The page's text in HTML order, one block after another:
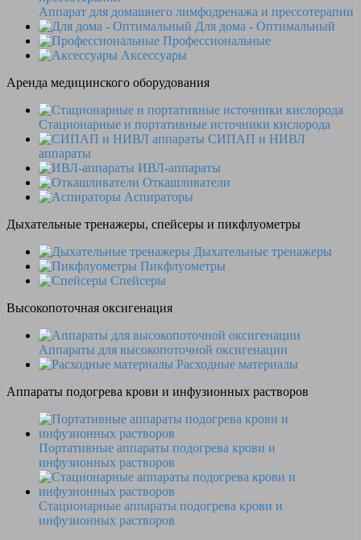
Аппарат для домашнего лимфодренажа и прессотерапии
Для дома - Оптимальный
Профессиональные
Аксессуары
Аренда медицинского оборудования
Стационарные и портативные источники кислорода
СИПАП и НИВЛ
аппараты
ИВЛ-аппараты
Откашливатели
Аспираторы
Дыхательные тренажеры, спейсеры и пикфлуометры
Дыхательные тренажеры
Пикфлуометры
Спейсеры
Высокопоточная оксигенация
Аппараты для высокопоточной оксигенации
Расходные материалы
Аппараты подогрева крови и инфузионных растворов
Портативные аппараты подогрева крови и
инфузионных растворов
Стационарные аппараты подогрева крови и
инфузионных растворов